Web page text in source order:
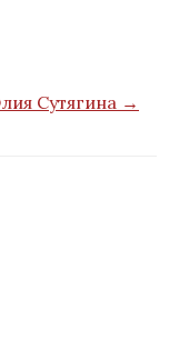
Сутягина →